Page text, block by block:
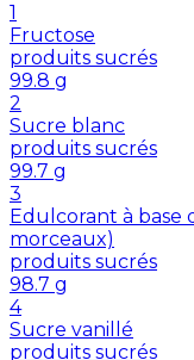
1
Fructose
produits sucrés
99.8 g
2
Sucre blanc
produits sucrés
99.7 g
3
Edulcorant à base
morceaux)
produits sucrés
98.7 g
4
Sucre vanillé
produits sucrés